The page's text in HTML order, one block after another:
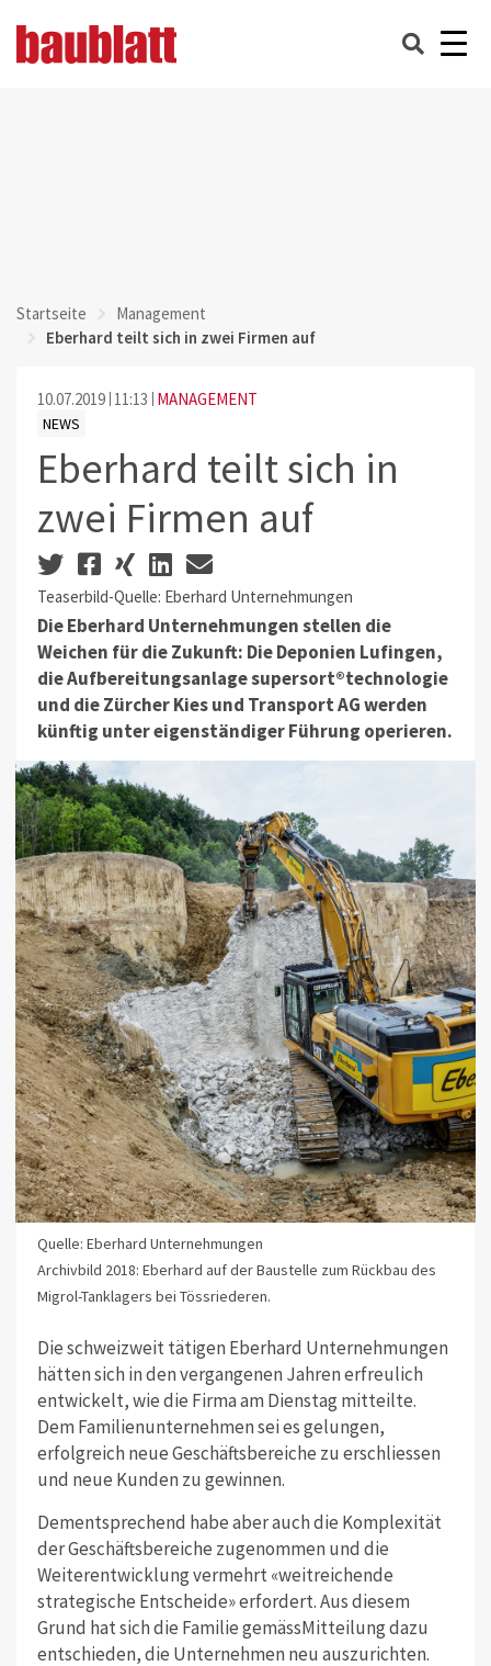
Startseite
Management
Eberhard teilt sich in zwei Firmen auf
10.07.2019 11:13 MANAGEMENT
NEWS
Eberhard teilt sich in
zwei Firmen auf
Teaserbild-Quelle: Eberhard Unternehmungen
Die Eberhard Unternehmungen stellen die
Weichen für die Zukunft: Die Deponien Lufingen,
die Aufbereitungsanlage supersort®technologie
und die Zürcher Kies und Transport AG werden
künftig unter eigenständiger Führung operieren.
Quelle: Eberhard Unternehmungen
Archivbild 2018: Eberhard auf der Baustelle zum Rückbau des
Migrol-Tanklagers bei Tössriederen.
Die schweizweit tätigen Eberhard Unternehmungen
hätten sich in den vergangenen Jahren erfreulich
entwickelt, wie die Firma am Dienstag mitteilte.
Dem Familienunternehmen sei es gelungen,
erfolgreich neue Geschäftsbereiche zu erschliessen
und neue Kunden zu gewinnen.
Dementsprechend habe aber auch die Komplexität
der Geschäftsbereiche zugenommen und die
Weiterentwicklung vermehrt «weitreichende
strategische Entscheide» erfordert. Aus diesem
Grund hat sich die Familie gemässMitteilung dazu
entschieden, die Unternehmen neu auszurichten.